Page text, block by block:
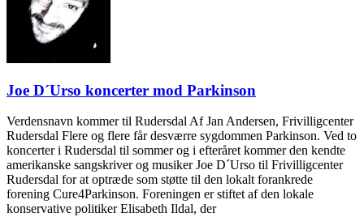
Joe D´Urso koncerter mod Parkinson
Verdensnavn kommer til Rudersdal Af Jan Andersen, Frivilligcenter
Rudersdal Flere og flere får desværre sygdommen Parkinson. Ved to
koncerter i Rudersdal til sommer og i efteråret kommer den kendte
amerikanske sangskriver og musiker Joe D´Urso til Frivilligcenter
Rudersdal for at optræde som støtte til den lokalt forankrede
forening Cure4Parkinson. Foreningen er stiftet af den lokale
konservative politiker Elisabeth Ildal, der